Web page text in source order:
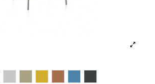
Gris clair Z006
Sable Z029